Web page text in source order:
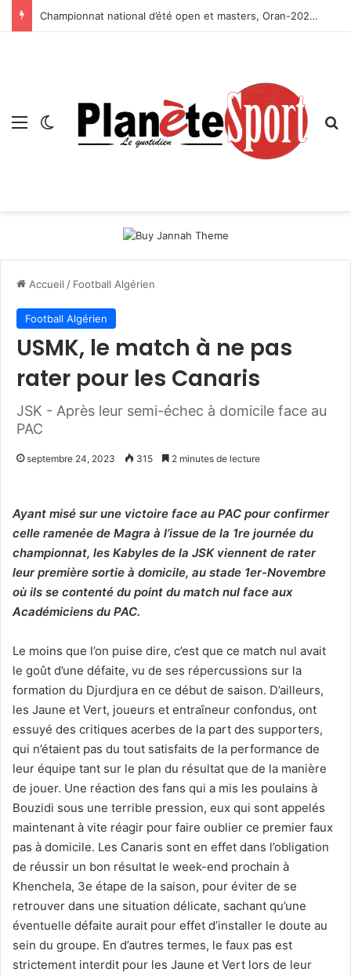
Championnat national d’été open et masters, Oran-2026 — Le CRB s’adjuge le titre
Menu Switch skin
Accueil / Football Algérien
Football Algérien
USMK, le match à ne pas
rater pour les Canaris
JSK - Après leur semi-échec à domicile face au
PAC
septembre 24, 2023 315 2 minutes de lecture
Ayant misé sur une victoire face au PAC pour confirmer
celle ramenée de Magra à l’issue de la 1re journée du
championnat, les Kabyles de la JSK viennent de rater
leur première sortie à domicile, au stade 1er-Novembre
où ils se contenté du point du match nul face aux
Académiciens du PAC.
Le moins que l’on puise dire, c’est que ce match nul avait
le goût d’une défaite, vu de ses répercussions sur la
formation du Djurdjura en ce début de saison. D’ailleurs,
les Jaune et Vert, joueurs et entraîneur confondus, ont
essuyé des critiques acerbes de la part des supporters,
qui n’étaient pas du tout satisfaits de la performance de
leur équipe tant sur le plan du résultat que de la manière
de jouer. Une réaction des fans qui a mis les poulains à
Bouzidi sous une terrible pression, eux qui sont appelés
maintenant à vite réagir pour faire oublier ce premier faux
pas à domicile. Les Canaris sont en effet dans l’obligation
de réussir un bon résultat le week-end prochain à
Khenchela, 3e étape de la saison, pour éviter de se
retrouver dans une situation délicate, sachant qu’une
éventuelle défaite aurait pour effet d’installer le doute au
sein du groupe. En d’autres termes, le faux pas est
strictement interdit pour les Jaune et Vert lors de leur